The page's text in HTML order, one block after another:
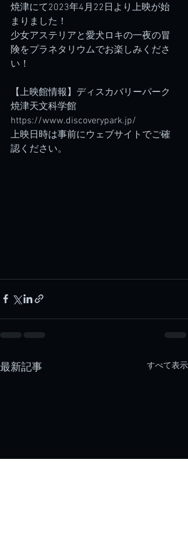
焼津にて2023年4月22日より上映が始
まりました！
少女アステリアと愛犬ロキの一夜の冒
険をプラネタリウムでお楽しみくださ
い！
【上映館情報】ディスカバリーパーク
焼津天文科学館
https://www.discoverypark.jp/
上映日時は事前にウェブサイトでご確
認ください。
最新記事 すべて表示